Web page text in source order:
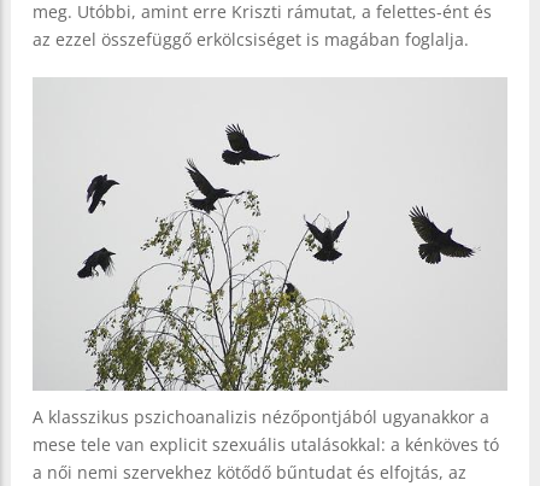
meg. Utóbbi, amint erre Kriszti rámutat, a felettes-ént és
az ezzel összefüggő erkölcsiséget is magában foglalja.
A klasszikus pszichoanalizis nézőpontjából ugyanakkor a
mese tele van explicit szexuális utalásokkal: a kénköves tó
a női nemi szervekhez kötődő bűntudat és elfojtás, az